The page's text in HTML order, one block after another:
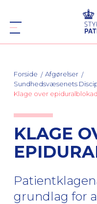
Forside
Afgørelser
Sundhedsvæsenets
Klage over
KLAGE
grundlag for